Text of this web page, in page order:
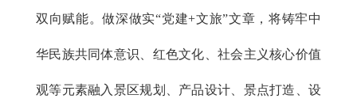
双向赋能。做深做实“党建+文旅”文章，将铸牢中
华民族共同体意识、红色文化、社会主义核心价值
观等元素融入景区规划、产品设计、景点打造、设